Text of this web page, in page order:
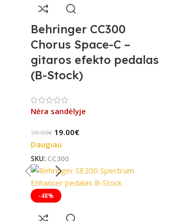
Behringer CC300
Chorus Space-C –
gitaros efekto pedalas
(B-Stock)
Nėra sandėlyje
39.00€ 19.00€
Daugiau
SKU: CC300
-48%